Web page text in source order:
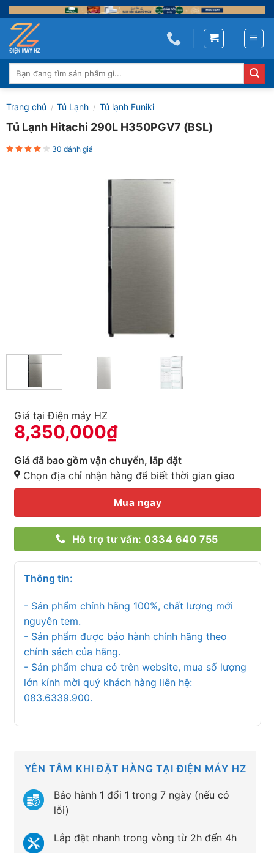
Skip
to
content
Tìm
kiếm:
Trang chủ / Tủ Lạnh / Tủ lạnh Funiki
Tủ Lạnh Hitachi 290L H350PGV7 (BSL)
30 đánh giá
Giá tại Điện máy HZ
8,350,000₫
Giá đã bao gồm vận chuyển, lắp đặt
Chọn địa chỉ nhận hàng để biết thời gian giao
Mua ngay
Hỗ trợ tư vấn: 0334 640 755
Thông tin:
- Sản phẩm chính hãng 100%, chất lượng mới
nguyên tem.
- Sản phẩm được bảo hành chính hãng theo
chính sách của hãng.
- Sản phẩm chưa có trên website, mua số lượng
lớn kính mời quý khách hàng liên hệ:
083.6339.900.
YÊN TÂM KHI ĐẶT HÀNG TẠI ĐIỆN MÁY HZ
Bảo hành 1 đổi 1 trong 7 ngày (nếu có
lỗi)
Lắp đặt nhanh trong vòng từ 2h đến 4h